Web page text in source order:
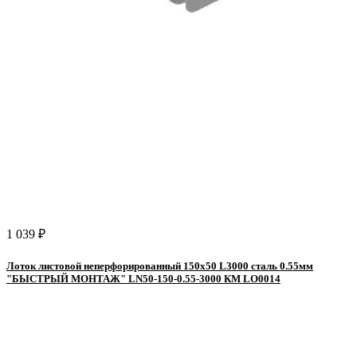
1 039 ₽
Лоток листовой неперфорированный 150х50 L3000 сталь 0.55мм
"БЫСТРЫЙ МОНТАЖ" LN50-150-0.55-3000 КМ LO0014